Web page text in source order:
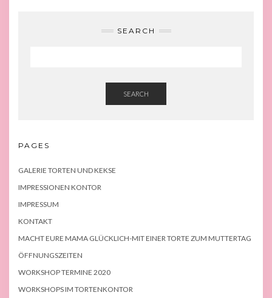
SEARCH
SEARCH
PAGES
GALERIE TORTEN UND KEKSE
IMPRESSIONEN KONTOR
IMPRESSUM
KONTAKT
MACHT EURE MAMA GLÜCKLICH-MIT EINER TORTE ZUM MUTTERTAG
ÖFFNUNGSZEITEN
WORKSHOP TERMINE 2020
WORKSHOPS IM TORTENKONTOR